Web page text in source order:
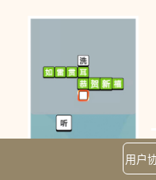
用户